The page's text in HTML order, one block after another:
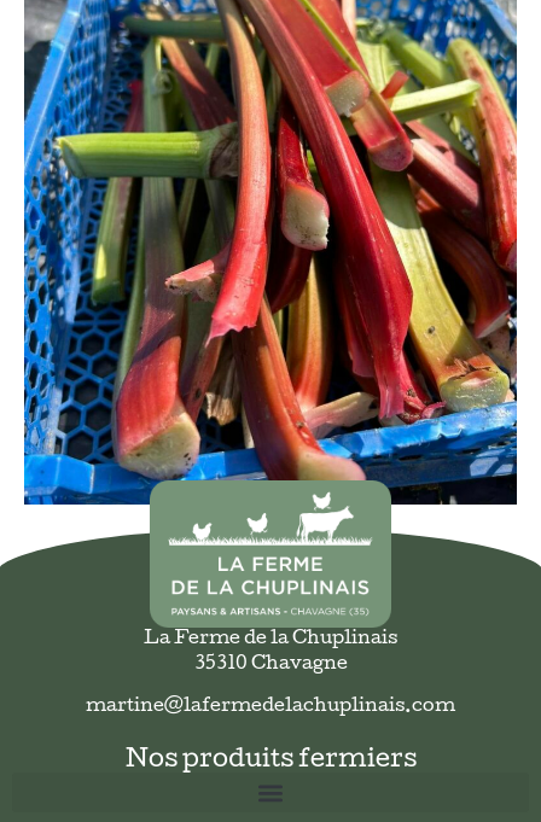
La Ferme de la Chuplinais
35310 Chavagne
martine@lafermedelachuplinais.com
Nos produits fermiers